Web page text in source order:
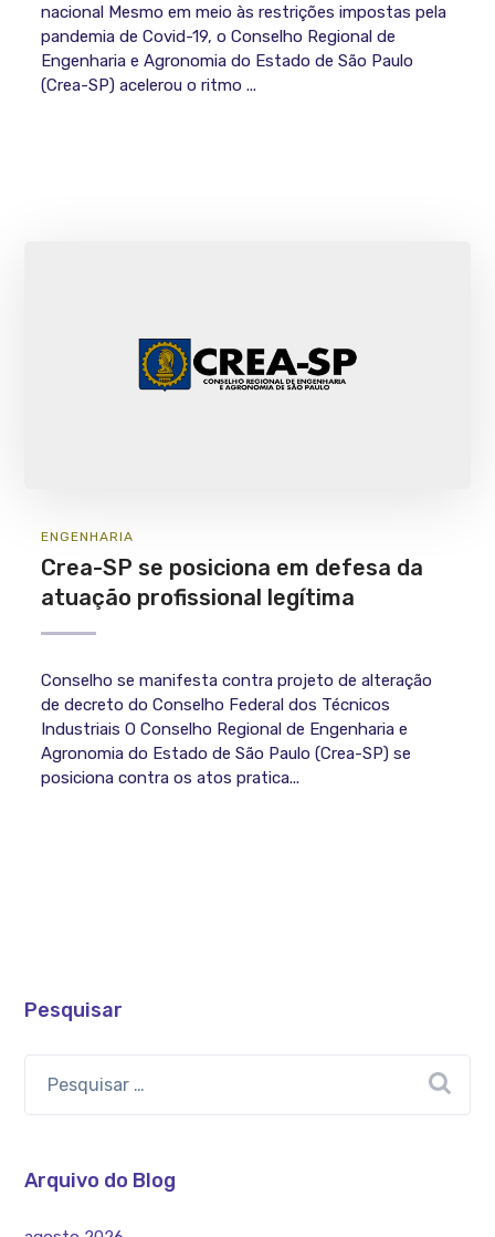
nacional Mesmo em meio às restrições impostas pela
pandemia de Covid-19, o Conselho Regional de
Engenharia e Agronomia do Estado de São Paulo
(Crea-SP) acelerou o ritmo ...
ENGENHARIA
Crea-SP se posiciona em defesa da
atuação profissional legítima
Conselho se manifesta contra projeto de alteração
de decreto do Conselho Federal dos Técnicos
Industriais O Conselho Regional de Engenharia e
Agronomia do Estado de São Paulo (Crea-SP) se
posiciona contra os atos pratica...
Pesquisar
Arquivo do Blog